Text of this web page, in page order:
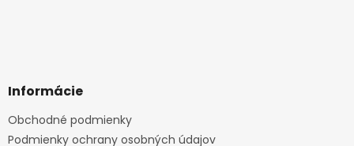
Informácie
Obchodné podmienky
Podmienky ochrany osobných údajov